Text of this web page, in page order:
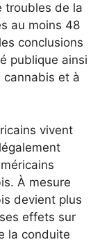
troubles de la
au moins 48
conclusions
publique ainsi
cannabis et à
vivent
À mesure
devient plus
effets sur
la conduite